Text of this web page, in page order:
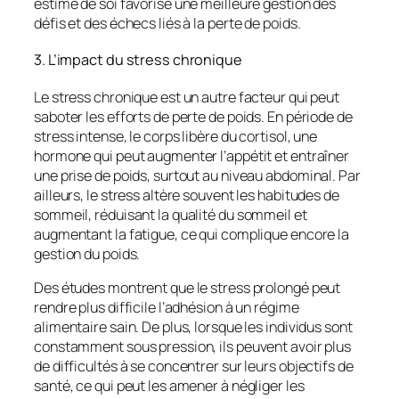
défis et des échecs liés à la perte de poids.
3. L’impact du stress chronique
Le stress chronique est un autre facteur qui peut
saboter les efforts de perte de poids. En période de
stress intense, le corps libère du cortisol, une
hormone qui peut augmenter l’appétit et entraîner
une prise de poids, surtout au niveau abdominal. Par
ailleurs, le stress altère souvent les habitudes de
sommeil, réduisant la qualité du sommeil et
augmentant la fatigue, ce qui complique encore la
gestion du poids.
Des études montrent que le stress prolongé peut
rendre plus difficile l’adhésion à un régime
alimentaire sain. De plus, lorsque les individus sont
constamment sous pression, ils peuvent avoir plus
de difficultés à se concentrer sur leurs objectifs de
santé, ce qui peut les amener à négliger les